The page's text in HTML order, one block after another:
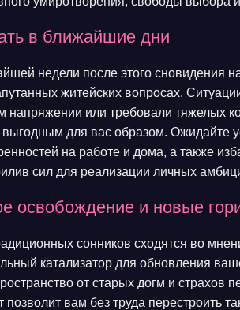
в ближайшие дни
недели после этого сновидения
житейских вопросах.
напряжении или требовали тяжелых
для вас образом. Ожидайте
на работе и дома, а также
сил для реализации личных
освобождение и новые
сонников сходятся во
катализатор для обновления
от старых догм и страхов
вам без труда перестроить